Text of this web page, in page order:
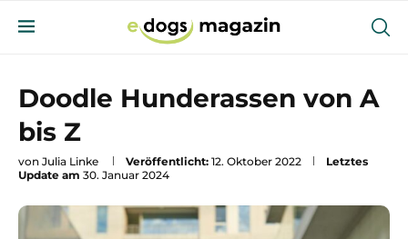
Doodle Hunderassen von A
bis Z
von Julia Linke Veröffentlicht: 12. Oktober 2022
Letztes
Update am 30. Januar 2024